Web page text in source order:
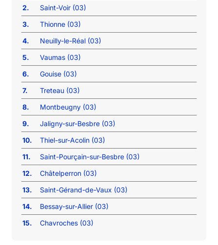
2.
Saint-Voir (03)
3.
Thionne (03)
4.
Neuilly-le-Réal (03)
5.
Vaumas (03)
6.
Gouise (03)
7.
Treteau (03)
8.
Montbeugny (03)
9.
Jaligny-sur-Besbre (03)
10.
Thiel-sur-Acolin (03)
11.
Saint-Pourçain-sur-Besbre (03)
12.
Châtelperron (03)
13.
Saint-Gérand-de-Vaux (03)
14.
Bessay-sur-Allier (03)
15.
Chavroches (03)